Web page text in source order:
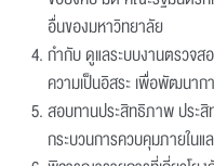
อื่นของมหาวิทยาลัย
กำกับ ดูแลระบบงานตรวจส
ความเป็นอิสระ เพื่อพัฒนา
สอบทานประสิทธิภาพ ประสิ
กระบวนการควบคุมภายใน